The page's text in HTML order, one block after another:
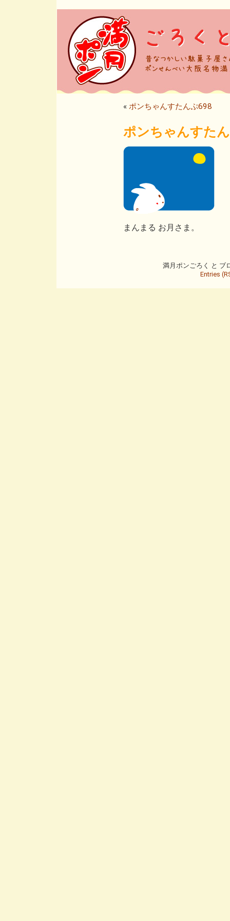
« ポンちゃんすたんぷ698
ポンちゃんすた
まんまる お月さま。
満月ポンごろく と ブ
Entries